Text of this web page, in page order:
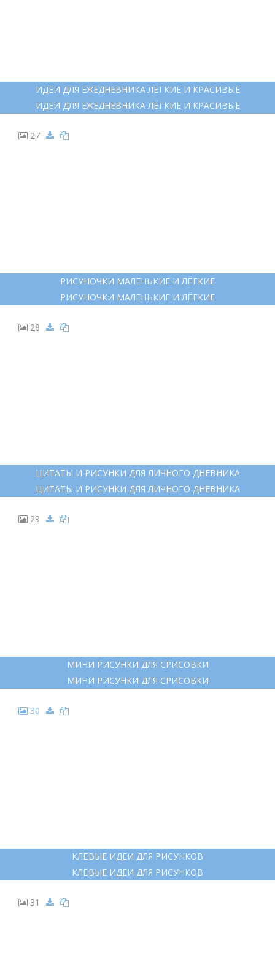
ИДЕИ ДЛЯ ЕЖЕДНЕВНИКА ЛЁГКИЕ И КРАСИВЫЕ
ИДЕИ ДЛЯ ЕЖЕДНЕВНИКА ЛЁГКИЕ И КРАСИВЫЕ
27
РИСУНОЧКИ МАЛЕНЬКИЕ И ЛЁГКИЕ
РИСУНОЧКИ МАЛЕНЬКИЕ И ЛЁГКИЕ
28
ЦИТАТЫ И РИСУНКИ ДЛЯ ЛИЧНОГО ДНЕВНИКА
ЦИТАТЫ И РИСУНКИ ДЛЯ ЛИЧНОГО ДНЕВНИКА
29
МИНИ РИСУНКИ ДЛЯ СРИСОВКИ
МИНИ РИСУНКИ ДЛЯ СРИСОВКИ
30
КЛЁВЫЕ ИДЕИ ДЛЯ РИСУНКОВ
КЛЁВЫЕ ИДЕИ ДЛЯ РИСУНКОВ
31